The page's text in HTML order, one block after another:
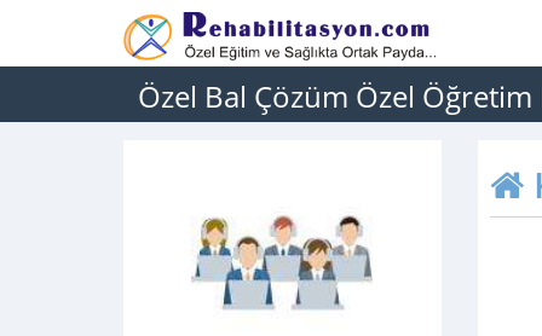
Özel Bal Çözüm Özel Öğretim